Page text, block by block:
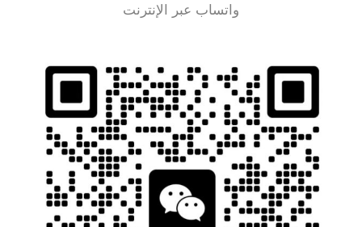
واتساب عبر الإنترنت